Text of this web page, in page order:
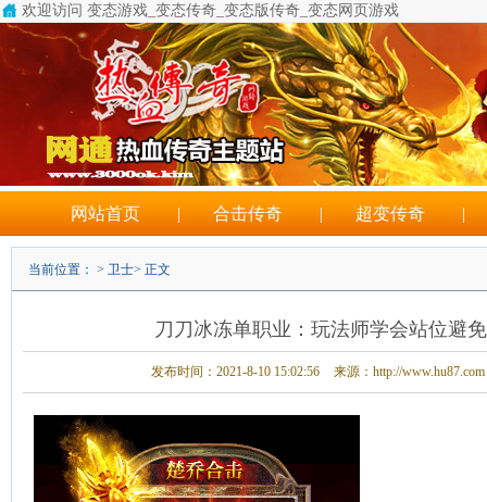
欢迎访问 变态游戏_变态传奇_变态版传奇_变态网页游戏
网站首页 | 合击传奇 | 超变传奇 |
当前位置： > 卫士> 正文
刀刀冰冻单职业：玩法师学会站位避
发布时间：2021-8-10 15:02:56 来源：http://www.hu87.com